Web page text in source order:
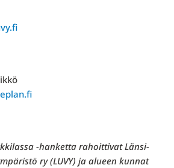
-hanketta rahoittivat Länsi-
ry (LUVY) ja alueen kunnat